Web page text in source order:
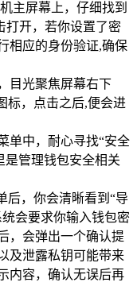
主屏幕上，仔细找到
打开，若你设置了密
相应的身份验证,确保
目光聚焦屏幕右下
标，点击之后,便会进
单中，耐心寻找“安全
是管理钱包安全相关
后，你会清晰看到“导
会要求你输入钱包密
，会弹出一个确认提
及泄露私钥可能带来
内容，确认无误后再